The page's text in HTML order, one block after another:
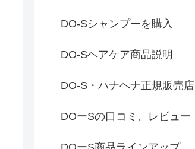
DO-Sシャンプーを購入
DO-Sヘアケア商品説明
DO-S・ハナヘナ正規販売店
DOーSの口コミ、レビュー